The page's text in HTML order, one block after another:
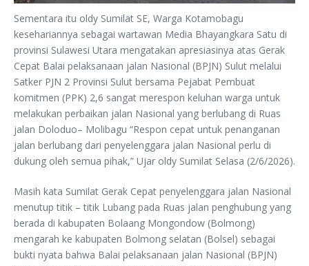
Sementara itu oldy Sumilat SE, Warga Kotamobagu
kesehariannya sebagai wartawan Media Bhayangkara Satu di
provinsi Sulawesi Utara mengatakan apresiasinya atas Gerak
Cepat Balai pelaksanaan jalan Nasional (BPJN) Sulut melalui
Satker PJN 2 Provinsi Sulut bersama Pejabat Pembuat
komitmen (PPK) 2,6 sangat merespon keluhan warga untuk
melakukan perbaikan jalan Nasional yang berlubang di Ruas
jalan Doloduo– Molibagu “Respon cepat untuk penanganan
jalan berlubang dari penyelenggara jalan Nasional perlu di
dukung oleh semua pihak,” Ujar oldy Sumilat Selasa (2/6/2026).
Masih kata Sumilat Gerak Cepat penyelenggara jalan Nasional
menutup titik – titik Lubang pada Ruas jalan penghubung yang
berada di kabupaten Bolaang Mongondow (Bolmong)
mengarah ke kabupaten Bolmong selatan (Bolsel) sebagai
bukti nyata bahwa Balai pelaksanaan jalan Nasional (BPJN)